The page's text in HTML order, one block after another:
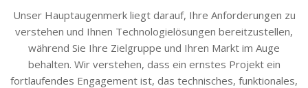
Unser Hauptaugenmerk liegt darauf, Ihre Anforderungen zu
verstehen und Ihnen Technologielösungen bereitzustellen,
während Sie Ihre Zielgruppe und Ihren Markt im Auge
behalten. Wir verstehen, dass ein ernstes Projekt ein
fortlaufendes Engagement ist, das technisches, funktionales,